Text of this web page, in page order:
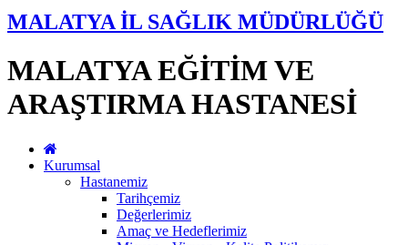
MALATYA İL SAĞLIK MÜDÜRLÜĞÜ
MALATYA EĞİTİM VE
ARAŞTIRMA HASTANESİ
Kurumsal
Hastanemiz
Tarihçemiz
Değerlerimiz
Amaç ve Hedeflerimiz